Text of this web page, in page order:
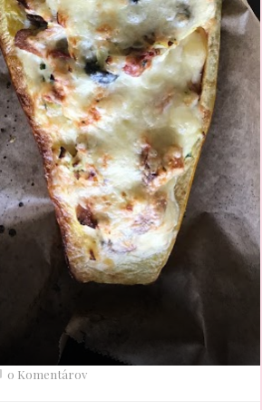
0 Komentárov